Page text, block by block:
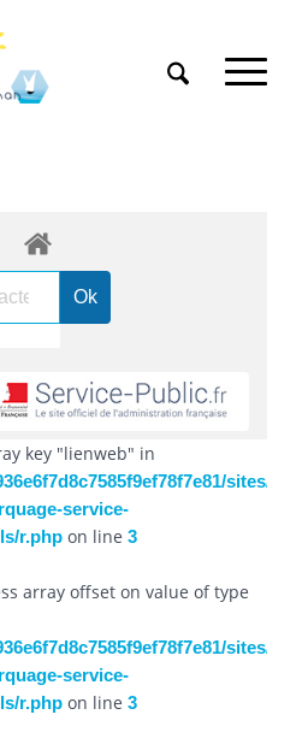
key "lienweb" in
sites/
service-
r.phpon line 3
array offset on value of type
sites/
service-
r.phpon line 3